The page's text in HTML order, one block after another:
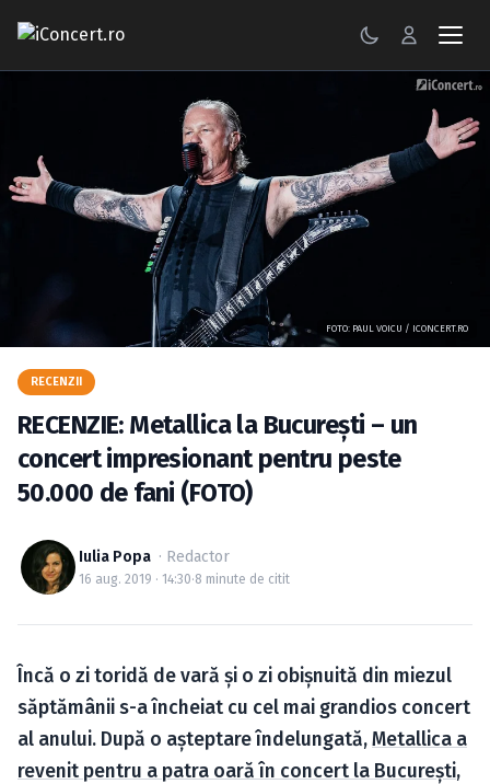
PETRECERI
GALERII FOTO
BILETE
Autentificare
Caută în site...
FOTO: PAUL VOICU / ICONCERT.RO
RECENZII
RECENZIE: Metallica la Bucureşti – un
concert impresionant pentru peste
50.000 de fani (FOTO)
Iulia Popa · Redactor
16 aug. 2019 · 14:30·8 minute de citit
Încă o zi toridă de vară şi o zi obişnuită din miezul
săptămânii s-a încheiat cu cel mai grandios concert
al anului. După o aşteptare îndelungată,Metallica a
revenit pentru a patra oară în concert la Bucureşti,